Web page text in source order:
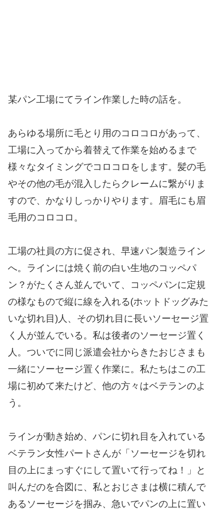
某パン工場にてライン作業した時の話を。
あらゆる場所に毛とり用のコロコロがあって、
工場に入ってから着替えて作業を始めるまで
様々なタイミングでコロコロをします。髪の毛
やその他の毛が混入したらクレームに繋がりま
すので、かなりしっかりやります。眉毛にも眉
毛用のコロコロ。
工場の社員の方に促され、早速パン製造ライン
へ。ラインには焼く前の白い生地のコッペパ
ン？がたくさん並んでいて、コッペパンに定規
の様なもので縦に線を入れる(ホットドッグみた
いな切れ目)人、その切れ目に長いソーセージ置
く人が並んでいる。私は後者のソーセージ置く
人。ついでに同じ派遣会社からきたおじさまも
一緒にソーセージ置く作業に。私たちはこの工
場に初めて来たけど、他の方々はベテランのよ
う。
ラインが動き始め、パンに切れ目を入れている
ベテラン女性パートさんが「ソーセージを切れ
目の上にまっすぐにして置いて行ってね！」と
叫んだのを合図に、私とおじさまは横に積んで
あるソーセージを掴み、急いでパンの上に置い